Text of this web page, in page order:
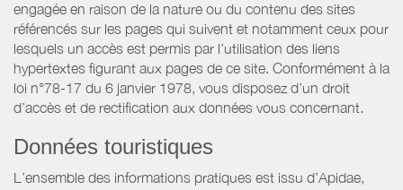
engagée en raison de la nature ou du contenu des sites
référencés sur les pages qui suivent et notamment ceux pour
lesquels un accès est permis par l’utilisation des liens
hypertextes figurant aux pages de ce site. Conformément à la
loi n°78-17 du 6 janvier 1978, vous disposez d’un droit
d’accès et de rectification aux données vous concernant.
Données touristiques
L’ensemble des informations pratiques est issu d’Apidae,